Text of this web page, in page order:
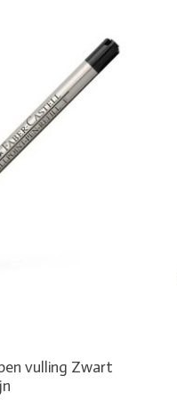
vulling Zwart